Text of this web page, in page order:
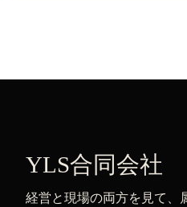
YLS合同会社
経営と現場の両方を見て、